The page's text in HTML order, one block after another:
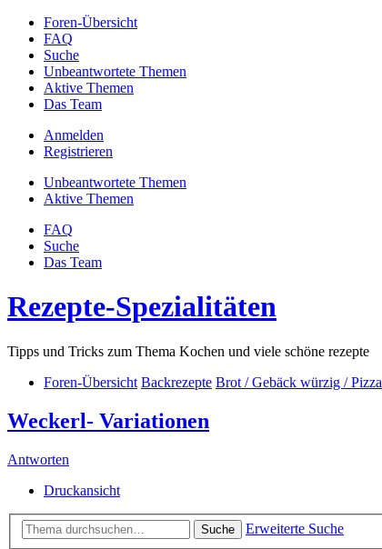
Foren-Übersicht
FAQ
Suche
Unbeantwortete Themen
Aktive Themen
Das Team
Anmelden
Registrieren
Unbeantwortete Themen
Aktive Themen
FAQ
Suche
Das Team
Rezepte-Spezialitäten
Tipps und Tricks zum Thema Kochen und viele schöne rezepte
Foren-Übersicht Backrezepte Brot / Gebäck würzig / Pizza
Weckerl- Variationen
Antworten
Druckansicht
Suche
Erweiterte Suche